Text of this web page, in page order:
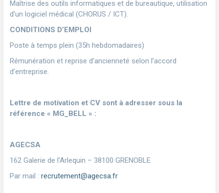
Maîtrise des outils informatiques et de bureautique, utilisation
d’un logiciel médical (CHORUS / ICT).
CONDITIONS D’EMPLOI
Poste à temps plein (35h hebdomadaires)
Rémunération et reprise d’ancienneté selon l’accord
d’entreprise.
Lettre de motivation et CV sont à adresser sous la
référence « MG_BELL » :
AGECSA
162 Galerie de l’Arlequin – 38100 GRENOBLE
Par mail : recrutement@agecsa.fr